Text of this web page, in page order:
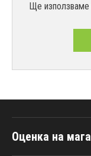
Ще използваме
Оценка на